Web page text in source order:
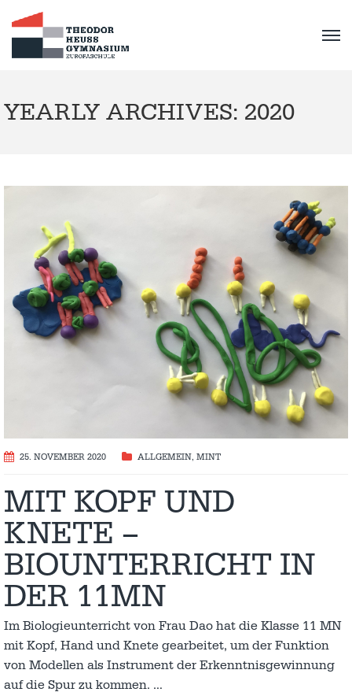
YEARLY ARCHIVES: 2020
25. NOVEMBER 2020 ALLGEMEIN, MINT
MIT KOPF UND
KNETE –
BIOUNTERRICHT IN
DER 11MN
Im Biologieunterricht von Frau Dao hat die Klasse 11 MN
mit Kopf, Hand und Knete gearbeitet, um der Funktion
von Modellen als Instrument der Erkenntnisgewinnung
auf die Spur zu kommen. …